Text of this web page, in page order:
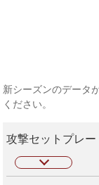
新シーズンのデータ
ください。
攻撃セットプレー